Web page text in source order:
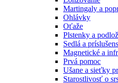
Martingaly a
Ohlávky
Oťaže
Plstenky a
Sedlá a
Magnetické a
Prvá pomoc
Ušane a sieťky
Starostlivosť o